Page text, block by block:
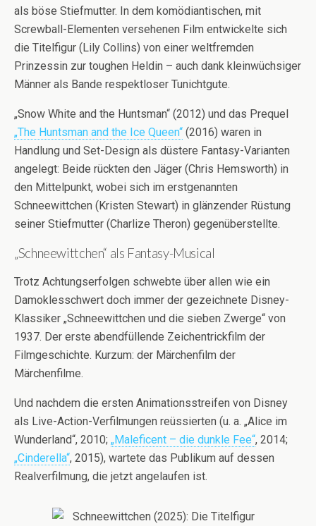
als böse Stiefmutter. In dem komödiantischen, mit
Screwball-Elementen versehenen Film entwickelte sich
die Titelfigur (Lily Collins) von einer weltfremden
Prinzessin zur toughen Heldin – auch dank kleinwüchsiger
Männer als Bande respektloser Tunichtgute.
„Snow White and the Huntsman“ (2012) und das Prequel
„The Huntsman and the Ice Queen“ (2016) waren in
Handlung und Set-Design als düstere Fantasy-Varianten
angelegt: Beide rückten den Jäger (Chris Hemsworth) in
den Mittelpunkt, wobei sich im erstgenannten
Schneewittchen (Kristen Stewart) in glänzender Rüstung
seiner Stiefmutter (Charlize Theron) gegenüberstellte.
„Schneewittchen“ als Fantasy-Musical
Trotz Achtungserfolgen schwebte über allen wie ein
Damoklesschwert doch immer der gezeichnete Disney-
Klassiker „Schneewittchen und die sieben Zwerge“ von
1937. Der erste abendfüllende Zeichentrickfilm der
Filmgeschichte. Kurzum: der Märchenfilm der
Märchenfilme.
Und nachdem die ersten Animationsstreifen von Disney
als Live-Action-Verfilmungen reüssierten (u. a. „Alice im
Wunderland“, 2010; „Maleficent – die dunkle Fee“, 2014;
„Cinderella“, 2015), wartete das Publikum auf dessen
Realverfilmung, die jetzt angelaufen ist.